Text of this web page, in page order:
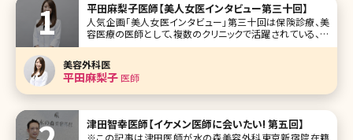
平田麻梨子医師【美人女医インタビュー第三十回】
人気企画「美人女医インタビュー」第三十回は保険診療、美
容医療の医師として、複数のクリニックで活躍されている、平
田麻梨子（ひらた まりこ）先生です。 頭の良さ、透き通る様な
美肌、華のある雰囲気など美人女医を絵に描いたような平
田先生。ご自身で経験されたすべての美容治療や愛用してい
る具体的なスキンケ
美容外科医
平田麻梨子医師
津田智幸医師【イケメン医師に会いたい! 第五回】